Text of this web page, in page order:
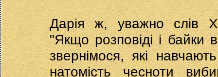
Дарія ж, уважно слів
"Якщо розповіді і байки
звернімося, які
натомість чесноти